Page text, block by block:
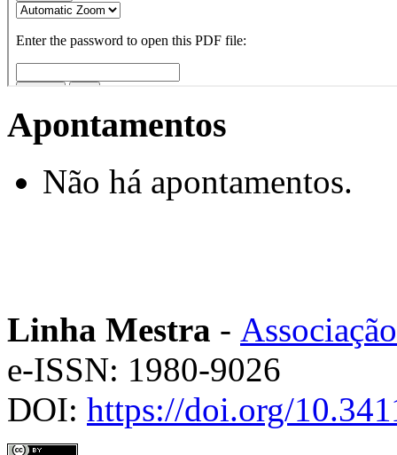
Apontamentos
Não há apontamentos.
Linha Mestra -
e-ISSN: 1980-9026
DOI: https://doi.org/